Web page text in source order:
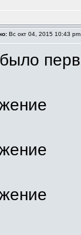
Вс окт 04, 2015 10:43